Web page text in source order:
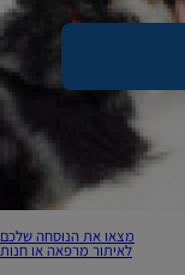
מצאו את הנוסחה שלכם
לאיתור מרפאה או חנות